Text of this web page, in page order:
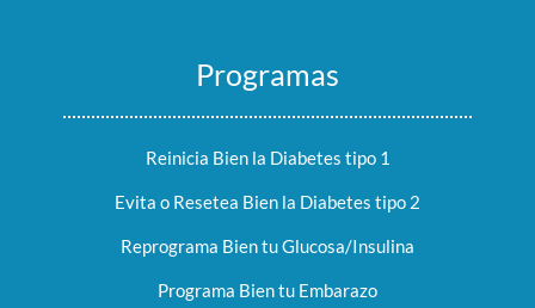
Programas
Reinicia Bien la Diabetes tipo 1
Evita o Resetea Bien la Diabetes tipo 2
Reprograma Bien tu Glucosa/Insulina
Programa Bien tu Embarazo